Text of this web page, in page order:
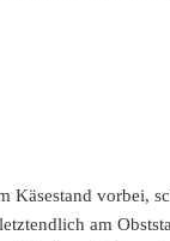
Käsestand vorbei,
am